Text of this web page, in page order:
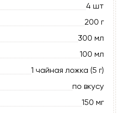
4 шт
200 г
300 мл
100 мл
1 чайная ложка (5 г)
по вкусу
150 мг